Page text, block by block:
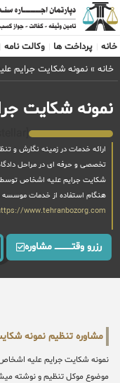
خانه
پرداخت ها وکالت نامه
خانه » نمونه شکایت جرایم
نمونه شکایت
ارائه خدمات در زمینه نگارش و
تخصصی و حرفه ای در مراحل
شکایت جرایم علیه اشخاص توسط
هنگام استفاده از خدمات موسسه
www.tehranbozorg.com
رزرو وقتــــــــــــ مشاوره
مشاوره تنظیم نمونه
نمونه شکایت جرایم علیه
موضوع موکل تنظیم و نوشته